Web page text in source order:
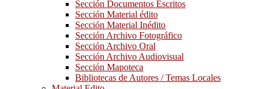
Sección Documentos Escritos
Sección Material édito
Sección Material Inédito
Sección Archivo Fotográfico
Sección Archivo Oral
Sección Archivo Audiovisual
Sección Mapoteca
Bibliotecas de Autores / Temas Locales